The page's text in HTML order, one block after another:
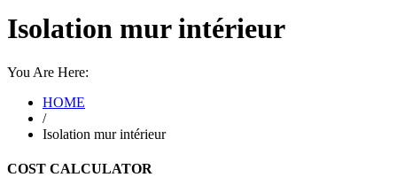
Isolation mur intérieur
You Are Here:
HOME
/
Isolation mur intérieur
COST CALCULATOR